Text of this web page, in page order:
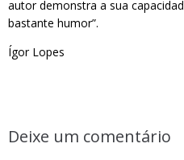
autor demonstra a sua
bastante humor”.
Ígor Lopes
Deixe um comentário